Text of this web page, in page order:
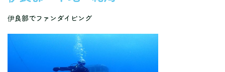
伊良部でファンダイビング